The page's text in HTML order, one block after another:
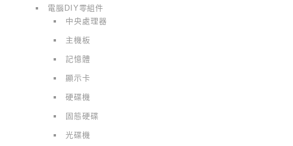
電腦DIY零組件
中央處理器
主機板
記憶體
顯示卡
硬碟機
固態硬碟
光碟機